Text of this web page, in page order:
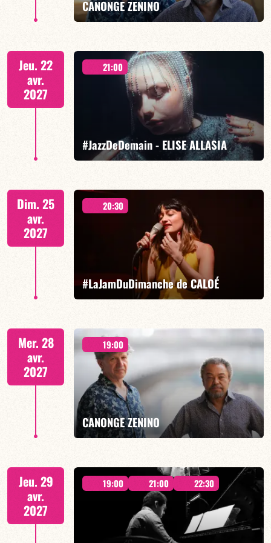
CANONGE ZENINO
Mario Canonge / Michel Zenino
Jeu. 22
avr.
2027
21:00
#JazzDeDemain - ELISE ALLASIA
Elise Allasia voix/lead, TBA
RÉSERVER
Dim. 25
avr.
2027
20:30
#LaJamDuDimanche de CALOÉ
CALOÉ/TBA
EN SAVOIR PLUS RÉSERVER
Mer. 28
avr.
2027
19:00
CANONGE ZENINO
Jeu. 29
avr.
2027
19:00 21:00 22:30